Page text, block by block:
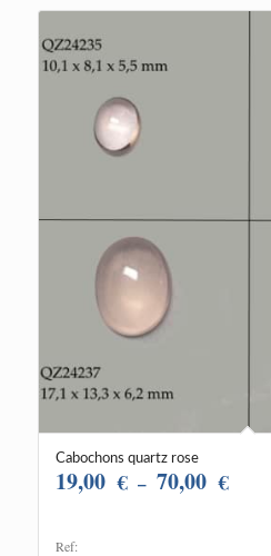
Cabochons quartz rose
19,00 € – 70,00 €Plage
Ref: